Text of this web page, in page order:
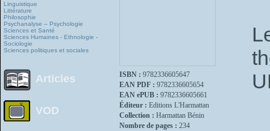
Linguistique
Littérature
Philosophie
Psychanalyse – Psychologie
Sciences et Santé
Sciences Humaines - Ethnologie -
Sociologie
Sciences politiques et sociales
Articles
VOD
ISBN : 9782336605647
EAN PDF : 9782336605654
EAN ePUB : 9782336605661
Éditeur : Editions L'Harmattan
Collection : Harmattan Bénin
Nombre de pages : 234